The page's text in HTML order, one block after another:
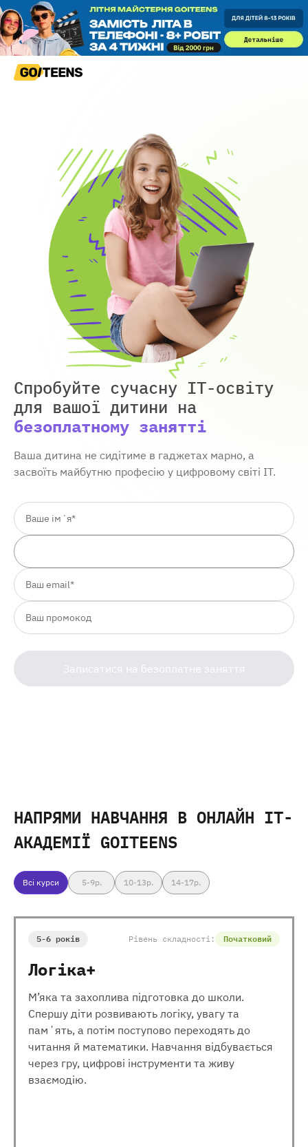
Спробуйте сучасну IT-освіту
для вашої дитини на
безоплатному занятті
Ваша дитина не сидітиме в гаджетах марно, а
засвоїть майбутню професію у цифровому світі ІТ.
Записатися на безоплатне заняття
НАПРЯМИ НАВЧАННЯ В ОНЛАЙН IT-
АКАДЕМІЇ GOITEENS
Всі курси 5-9р. 10-13р. 14-17р.
5-6 років Рівень складності: Початковий
Логіка+
М’яка та захоплива підготовка до школи.
Спершу діти розвивають логіку, увагу та
памʼять, а потім поступово переходять до
читання й математики. Навчання відбувається
через гру, цифрові інструменти та живу
взаємодію.